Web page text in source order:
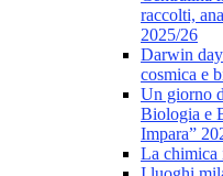
raccolti,
2025/26
Darwin
cosmica e
Un giorno
Biologia e
Impara”
La chimica